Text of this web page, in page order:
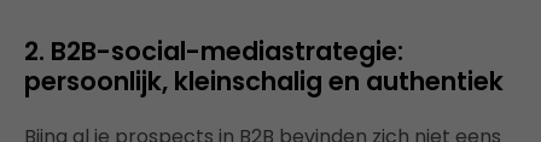
2. B2B-social-mediastrategie:
persoonlijk, kleinschalig en authentiek